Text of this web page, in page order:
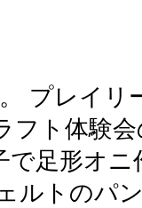
プレイリ
フト体験
で足形オ
ルトのパ